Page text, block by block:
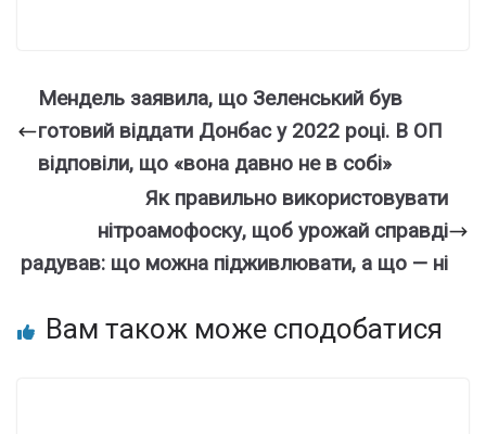
Мендель заявила, що Зеленський був
готовий віддати Донбас у 2022 році. В ОП
відповіли, що «вона давно не в собі»
Як правильно використовувати
нітроамофоску, щоб урожай справді
радував: що можна підживлювати, а що — ні
Вам також може сподобатися